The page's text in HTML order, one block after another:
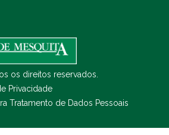
os direitos reservados.
Privacidade
Tratamento de Dados Pessoais